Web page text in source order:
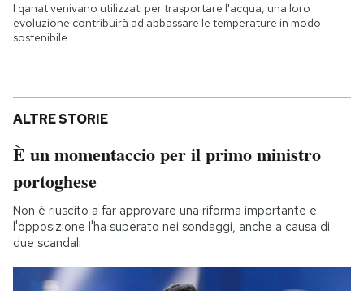
I qanat venivano utilizzati per trasportare l'acqua, una loro
evoluzione contribuirà ad abbassare le temperature in modo
sostenibile
ALTRE STORIE
È un momentaccio per il primo ministro
portoghese
Non è riuscito a far approvare una riforma importante e
l'opposizione l'ha superato nei sondaggi, anche a causa di
due scandali